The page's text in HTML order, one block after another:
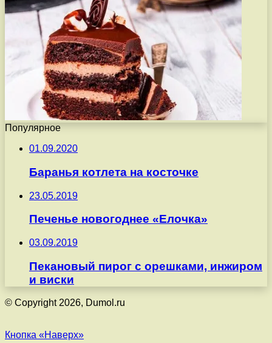
Популярное
01.09.2020
Баранья котлета на косточке
23.05.2019
Печенье новогоднее «Елочка»
03.09.2019
Пекановый пирог с орешками, инжиром
и виски
© Copyright 2026, Dumol.ru
Кнопка «Наверх»